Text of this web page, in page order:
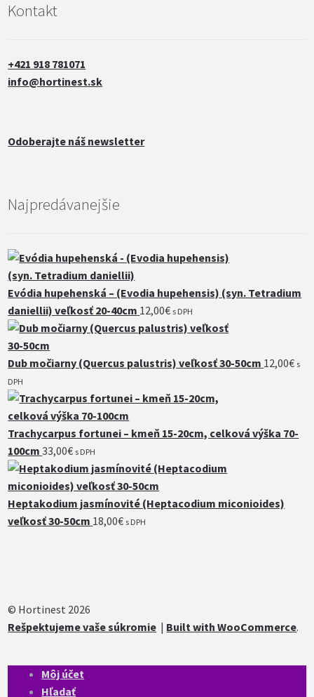
Kontakt
+421 918 781071
info@hortinest.sk
Odoberajte náš newsletter
Najpredávanejšie
Evódia hupehenská – (Evodia hupehensis) (syn. Tetradium
daniellii) veľkosť 20-40cm 12,00€ s DPH
Dub močiarny (Quercus palustris) veľkosť 30-50cm 12,00€ s
DPH
Trachycarpus fortunei – kmeň 15-20cm, celková výška 70-
100cm 33,00€ s DPH
Heptakodium jasmínovité (Heptacodium miconioides)
veľkosť 30-50cm 18,00€ s DPH
© Hortinest 2026
Rešpektujeme vaše súkromie
Built with WooCommerce.
Môj účet
Hľadať